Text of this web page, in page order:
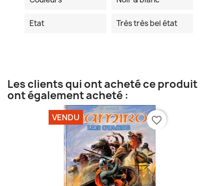
Etat Très très bel état
Les clients qui ont acheté ce produit
ont également acheté :
VENDU favorite_border